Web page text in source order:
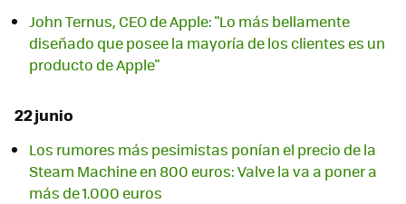
John Ternus, CEO de Apple: "Lo más bellamente
diseñado que posee la mayoría de los clientes es un
producto de Apple"
22 junio
Los rumores más pesimistas ponían el precio de la
Steam Machine en 800 euros: Valve la va a poner a
más de 1.000 euros